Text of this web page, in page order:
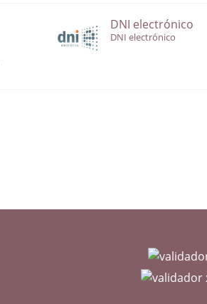
DNI electrónico
DNI electrónico